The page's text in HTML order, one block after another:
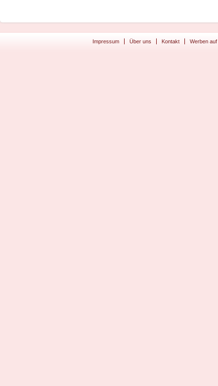
Impressum Über uns Kontakt Werben